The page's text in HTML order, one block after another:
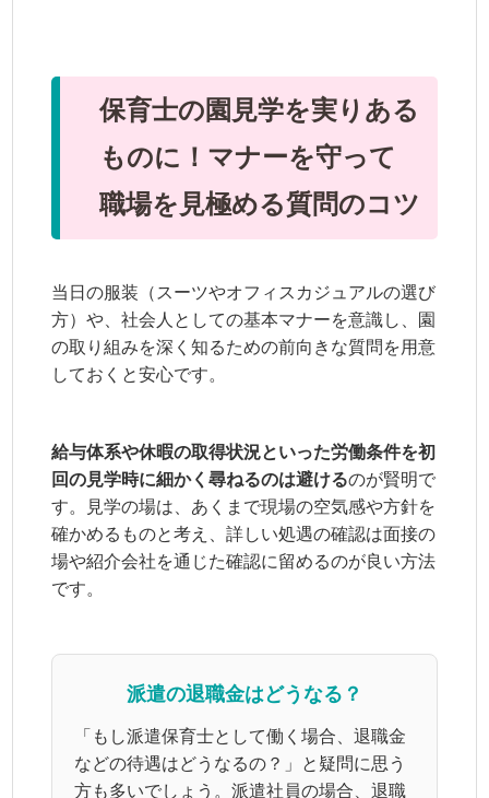
保育士の園見学を実りある
ものに！マナーを守って
職場を見極める質問のコツ
当日の服装（スーツやオフィスカジュアルの選び
方）や、社会人としての基本マナーを意識し、園
の取り組みを深く知るための前向きな質問を用意
しておくと安心です。
給与体系や休暇の取得状況といった労働条件を初
回の見学時に細かく尋ねるのは避けるのが賢明で
す。見学の場は、あくまで現場の空気感や方針を
確かめるものと考え、詳しい処遇の確認は面接の
場や紹介会社を通じた確認に留めるのが良い方法
です。
派遣の退職金はどうなる？
「もし派遣保育士として働く場合、退職金
などの待遇はどうなるの？」と疑問に思う
方も多いでしょう。派遣社員の場合、退職